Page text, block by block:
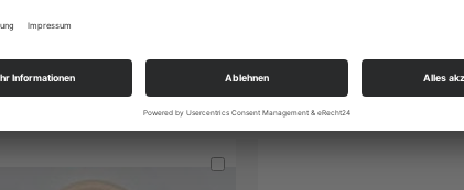
oder ALLE AUSWÄHLEN
In